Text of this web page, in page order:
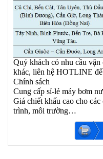
Quý khách có nhu cầu
khác, liên hệ HOTLINE
Chính sách
Cung cấp sỉ-lẻ máy bơm
Giá chiết khấu cao cho
trình, môi trường…